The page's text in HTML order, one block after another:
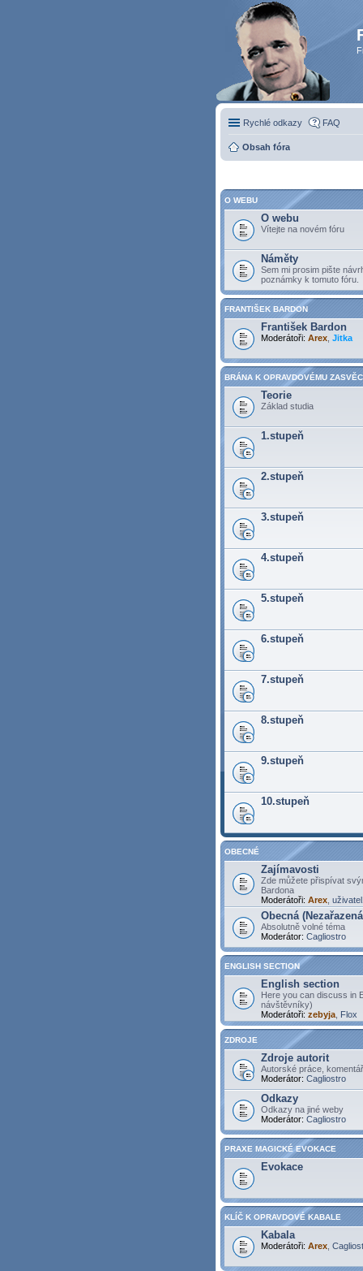
Rychlé odkazy FAQ
Obsah fóra
O WEBU
O webu
Vítejte na novém fóru
Náměty
Sem mi prosim pište
poznámky k tomuto fóru.
FRANTIŠEK BARDON
František Bardon
Moderátoři: Arex Jitka
BRÁNA K OPRAVDOVÉMU
Teorie
Základ studia
1.stupeň
2.stupeň
3.stupeň
4.stupeň
5.stupeň
6.stupeň
7.stupeň
8.stupeň
9.stupeň
10.stupeň
OBECNÉ
Zajímavosti
Zde můžete přispívat
Bardona
Moderátoři: Arex
Obecná
Absolutně volné téma
Moderátor: Cagliostro
ENGLISH SECTION
English section
Here you can discuss in
návštěvníky)
Moderátoři: zebyja Flox
ZDROJE
Zdroje autorit
Autorské práce,
Moderátor: Cagliostro
Odkazy
Odkazy na jiné weby
Moderátor: Cagliostro
PRAXE MAGICKÉ EVOKACE
Evokace
KLÍČ K OPRAVDOVÉ KABALE
Kabala
Moderátoři: Arex